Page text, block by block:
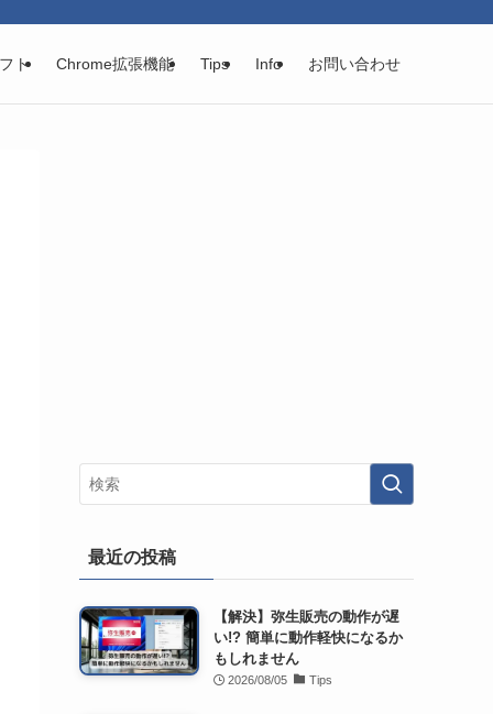
ト Chrome拡張機能 Tips Info お問い合わせ
最近の投稿
【解決】弥生販売の動作が遅
い!? 簡単に動作軽快になるか
もしれません
2026/08/05 Tips